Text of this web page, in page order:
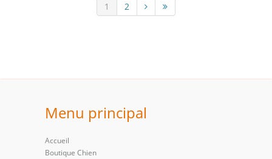
1 2
Menu principal
Accueil
Boutique Chien